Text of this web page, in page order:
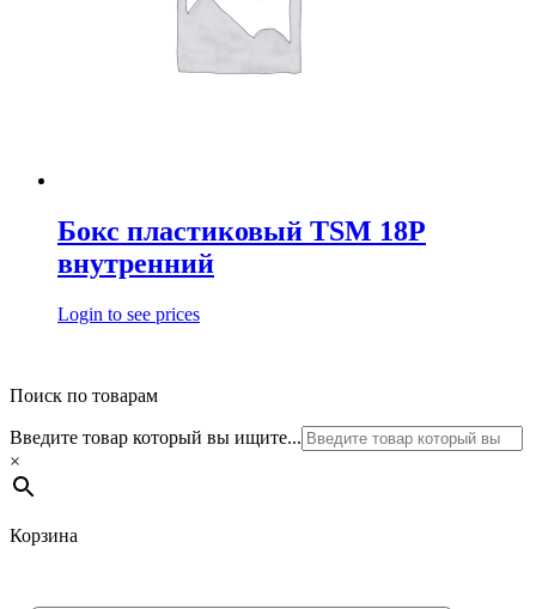
Бокс пластиковый TSM 18P
внутренний
Login to see prices
Поиск по товарам
Введите товар который вы ищите...
×
Корзина